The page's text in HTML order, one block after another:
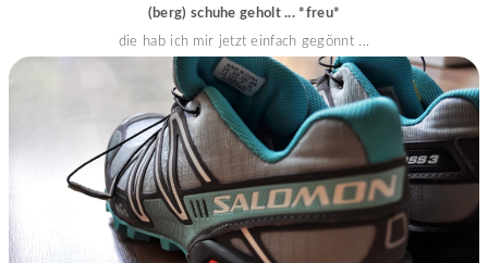
(berg) schuhe geholt ... *freu*
die hab ich mir jetzt einfach gegönnt ...